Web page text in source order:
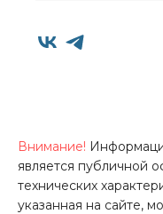
Внимание!
является публичной
технических
указанная на сайте,